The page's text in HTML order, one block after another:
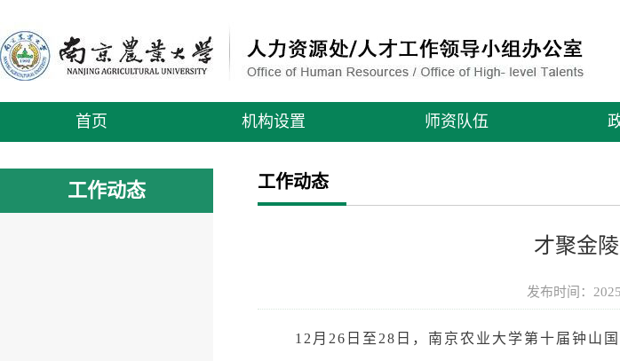
首页 机构设置 师资队伍
工作动态 工作动态
才聚金
发布时间：
12月26日至28日，南京农业大学第十届钟山